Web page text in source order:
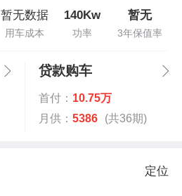
暂无数据
用车成本
140Kw
功率
暂无
3年保值率
贷款购车
首付： 10.75万
月供： 5386 (共36期)
定位